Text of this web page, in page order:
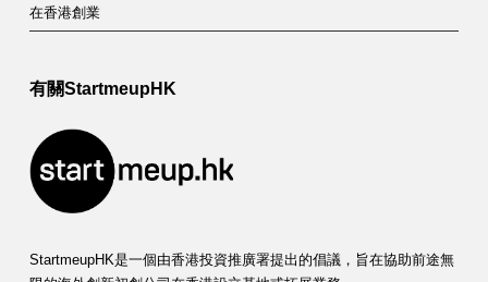
在香港創業
有關StartmeupHK
StartmeupHK是一個由香港投資推廣署提出的倡議，旨在協助前途無